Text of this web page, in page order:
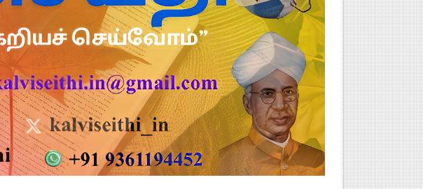
அதிரடி சுற்றறிக்கை!
விவாதம் 24.08.2026 அன்று நடைபெறுகிறது - நிகழ்ச்சி நிரல் மற்றும் முக்கிய
வழிகாட்டுதல்! CEO சுற்றறிக்கை வெளியீடு
AI பயிற்சி - கல்வி, வேலைவாய்ப்பு, மகளிர் நலன் & புதிய திட்டங்களின் முழு
அவகாசம்! - தொடக்கக் கல்வித் துறை சுற்றறிக்கை!
வெளியீடு! தற்காலிக மதிப்பெண் சான்றிதழ் பதிவிறக்கம் செய்வது எப்படி? DGE முக்கிய